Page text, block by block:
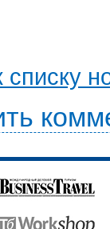
списку